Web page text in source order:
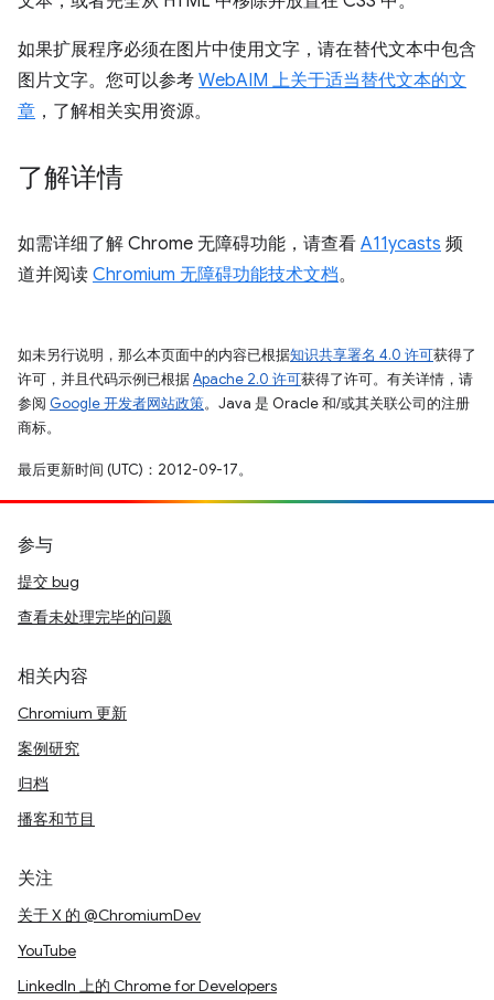
如果扩展程序必须在图片中使用文字，请在替代文本中包含
图片文字。您可以参考 WebAIM 上关于适当替代文本的文
章 ，了解相关实用资源。
了解详情
如需详细了解 Chrome 无障碍功能，请查看 A11ycasts 频
道并阅读 Chromium 无障碍功能技术文档。
如未另行说明，那么本页面中的内容已根据知识共享署名 4.0 许可获得了
许可，并且代码示例已根据Apache 2.0 许可获得了许可。有关详情，请
参阅 Google 开发者网站政策。Java 是 Oracle 和/或其关联公司的注册
商标。
最后更新时间 (UTC)：2012-09-17。
参与
提交 bug
查看未处理完毕的问题
相关内容
Chromium 更新
案例研究
归档
播客和节目
关注
关于 X 的 @ChromiumDev
YouTube
LinkedIn 上的 Chrome for Developers